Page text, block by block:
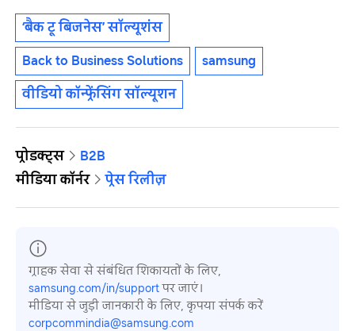
‘बैक टू बिजनेस’ सॉल्यूशंस
Back to Business Solutions
samsung
वीडियो कॉन्फ्रेंसिंग सॉल्यूशन
प्रोडक्ट्स
B2B
मीडिया कॉर्नर
प्रेस रिलीज़
ग्राहक सेवा से संबंधित शिकायतों के लिए,
samsung.com/in/supportपर जाएं।
मीडिया से जुड़ी जानकारी के लिए, कृपया संपर्क करें
corpcommindia@samsung.com